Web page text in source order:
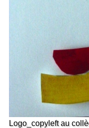
Logo_copyleft au